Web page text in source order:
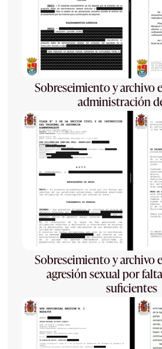
Sobreseimiento y archivo
administración
Sobreseimiento y archivo
agresión sexual por
suficientes